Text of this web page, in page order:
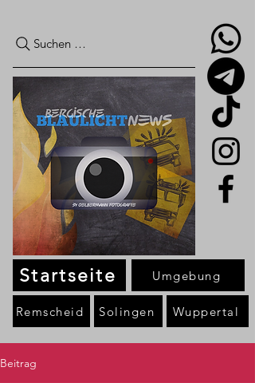
Suchen …
Startseite
Remscheid Solingen Wuppertal
Umgebung
Beitrag